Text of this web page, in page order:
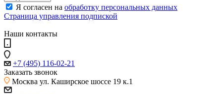
Я согласен на обработку персональных данных
Страница управления подпиской
Наши контакты
+7 (495) 116-02-21
Заказать звонок
Москва ул. Каширское шоссе 19 к.1